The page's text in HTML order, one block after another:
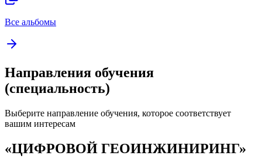
Все альбомы
Направления обучения
(специальность)
Выберите направление обучения, которое соответствует
вашим интересам
«ЦИФРОВОЙ ГЕОИНЖИНИРИНГ»